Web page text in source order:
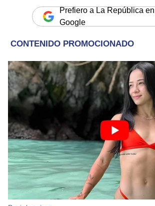
Prefiero a La República en
Google